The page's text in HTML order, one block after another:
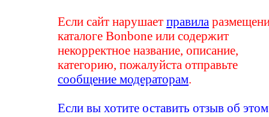
Если сайт нарушаетправила
каталоге Bonbone или содержит
некорректное название, описание,
категорию, пожалуйста отправьте
сообщение модераторам
Если вы хотите оставить отзыв об этом